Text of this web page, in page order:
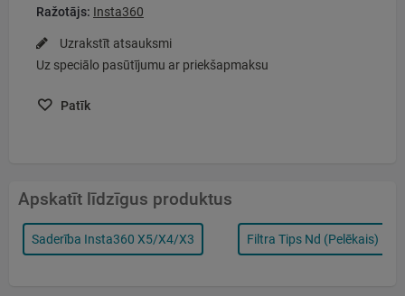
Ražotājs: Insta360
Uzrakstīt atsauksmi
Uz speciālo pasūtījumu ar priekšapmaksu
Patīk
Apskatīt līdzīgus produktus
Saderība Insta360 X5/x4/x3 Filtra Tips Nd (pelēkais)